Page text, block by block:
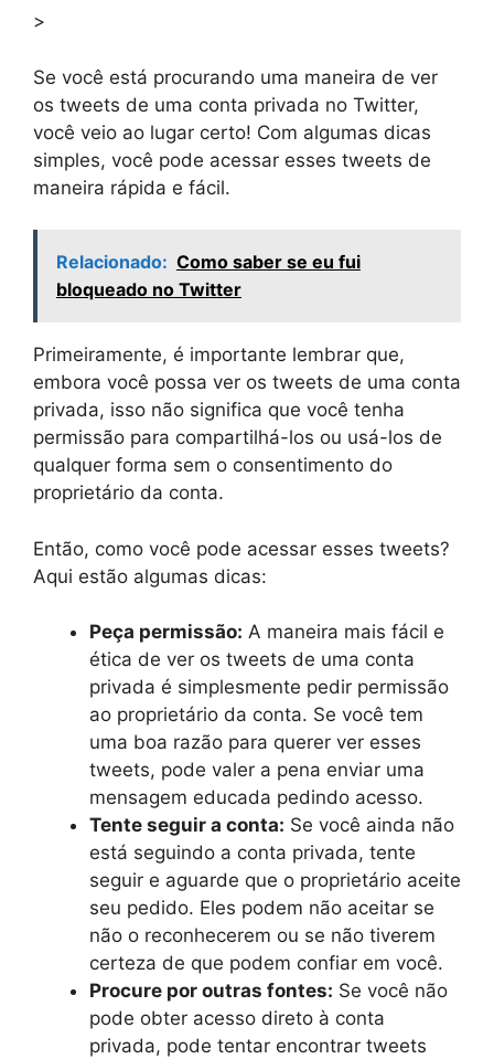
>
Se você está procurando uma maneira de ver
os tweets de uma conta privada no Twitter,
você veio ao lugar certo! Com algumas dicas
simples, você pode acessar esses tweets de
maneira rápida e fácil.
Relacionado: Como saber se eu fui
bloqueado no Twitter
Primeiramente, é importante lembrar que,
embora você possa ver os tweets de uma conta
privada, isso não significa que você tenha
permissão para compartilhá-los ou usá-los de
qualquer forma sem o consentimento do
proprietário da conta.
Então, como você pode acessar esses tweets?
Aqui estão algumas dicas:
Peça permissão: A maneira mais fácil e
ética de ver os tweets de uma conta
privada é simplesmente pedir permissão
ao proprietário da conta. Se você tem
uma boa razão para querer ver esses
tweets, pode valer a pena enviar uma
mensagem educada pedindo acesso.
Tente seguir a conta: Se você ainda não
está seguindo a conta privada, tente
seguir e aguarde que o proprietário aceite
seu pedido. Eles podem não aceitar se
não o reconhecerem ou se não tiverem
certeza de que podem confiar em você.
Procure por outras fontes: Se você não
pode obter acesso direto à conta
privada, pode tentar encontrar tweets